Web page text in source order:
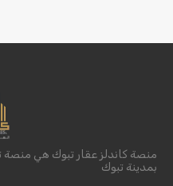
منصة كاندلز عقار تبوك هي
بمدينة تبوك